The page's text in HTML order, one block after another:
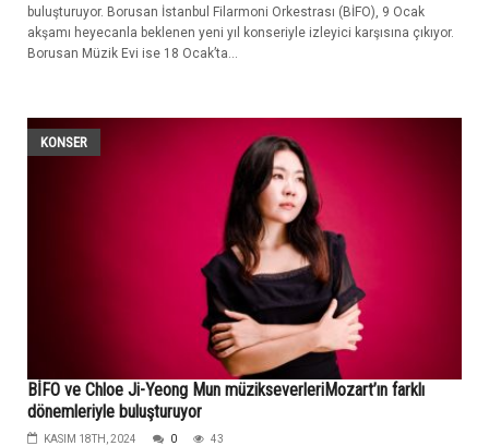
buluşturuyor. Borusan İstanbul Filarmoni Orkestrası (BİFO), 9 Ocak
akşamı heyecanla beklenen yeni yıl konseriyle izleyici karşısına çıkıyor.
Borusan Müzik Evi ise 18 Ocak’ta...
KONSER
BİFO ve Chloe Ji-Yeong Mun müzikseverleriMozart’ın farklı
dönemleriyle buluşturuyor
KASIM 18TH, 2024 0 43